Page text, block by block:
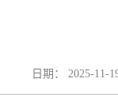
日期： 2025-11-